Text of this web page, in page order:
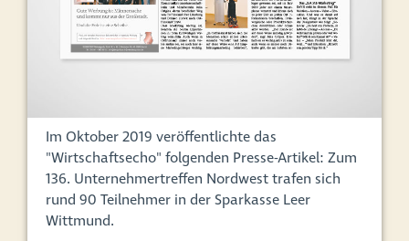
Im Oktober 2019 veröffentlichte das
"Wirtschaftsecho" folgenden Presse-Artikel: Zum
136. Unternehmertreffen Nordwest trafen sich
rund 90 Teilnehmer in der Sparkasse Leer
Wittmund.